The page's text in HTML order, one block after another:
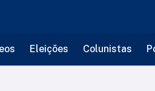
Eleições Colunistas